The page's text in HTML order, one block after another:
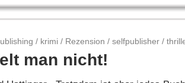
/ krimi / Rezension /selfpublisher /
man nicht!